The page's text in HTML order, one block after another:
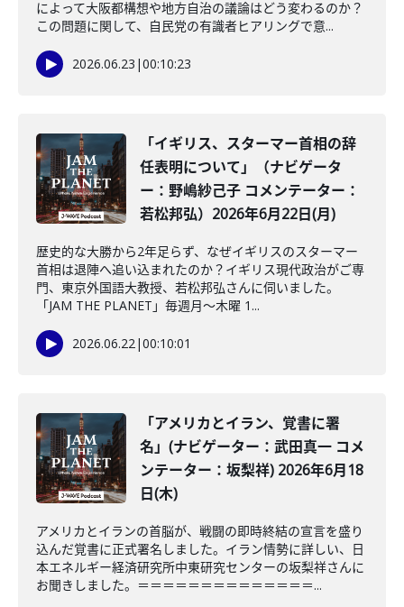
によって大阪都構想や地方自治の議論はどう変わるのか？
この問題に関して、自民党の有識者ヒアリングで意...
2026.06.23 |00:10:23
「イギリス、スターマー首相の辞
任表明について」（ナビゲータ
ー：野嶋紗己子 コメンテーター：
若松邦弘）2026年6月22日(月)
歴史的な大勝から2年足らず、なぜイギリスのスターマー
首相は退陣へ追い込まれたのか？イギリス現代政治がご専
門、東京外国語大教授、若松邦弘さんに伺いました。
「JAM THE PLANET」毎週月～木曜 1...
2026.06.22|00:10:01
「アメリカとイラン、覚書に署
名」(ナビゲーター：武田真一 コメ
ンテーター：坂梨祥) 2026年6月18
日(木)
アメリカとイランの首脳が、戦闘の即時終結の宣言を盛り
込んだ覚書に正式署名しました。イラン情勢に詳しい、日
本エネルギー経済研究所中東研究センターの坂梨祥さんに
お聞きしました。＝＝＝＝＝＝＝＝＝＝＝＝＝＝...